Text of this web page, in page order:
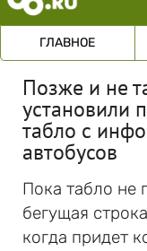
ГЛАВНОЕ
Позже и не
установили
табло с
автобусов
Пока табло не
бегущая
когда придет